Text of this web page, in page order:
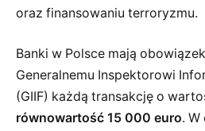
oraz finansowaniu terroryzmu.
Banki w Polsce mają
Generalnemu Inspektorowi
(GIIF) każdą transakcję o
równowartość 15 000 euro.